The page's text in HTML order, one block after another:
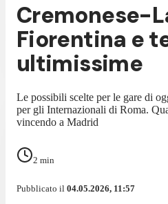
Cremonese-
Fiorentina e
ultimissime
Le possibili scelte per le gare di
per gli Internazionali di Roma.
vincendo a Madrid
2 min
Pubblicato il 04.05.2026, 11:57